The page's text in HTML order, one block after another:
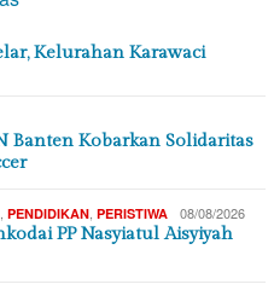
Kelurahan Karawaci
Banten Kobarkan Solidaritas
PENDIDIKAN PERISTIWA 08/08/2026
PP Nasyiatul Aisyiyah